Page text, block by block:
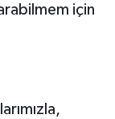
için